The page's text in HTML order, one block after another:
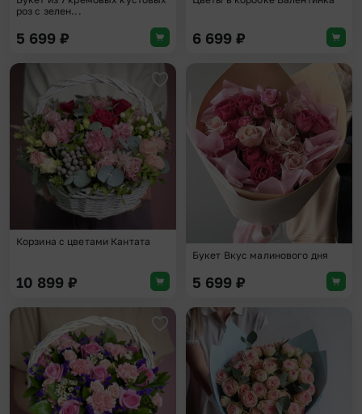
роз с зелен...
5 699 ₽ 6 699 ₽
Добавить в избранное
Корзина с цветами Кантата
10 899 ₽
Букет Вкус малинового дня
5 699 ₽
Добавить в избранное